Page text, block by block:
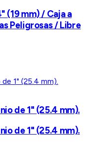
(19 mm) / Caja a
Peligrosas / Libre
de 1" (25.4 mm).
de 1" (25.4 mm).